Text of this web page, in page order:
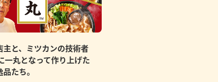
主と、ミツカンの技術者
一丸となって作り上げた
たち。